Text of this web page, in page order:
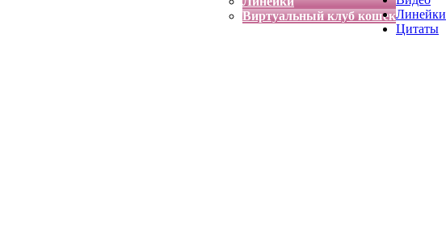
Виртуальный клуб кошекЛинейки
Цитаты